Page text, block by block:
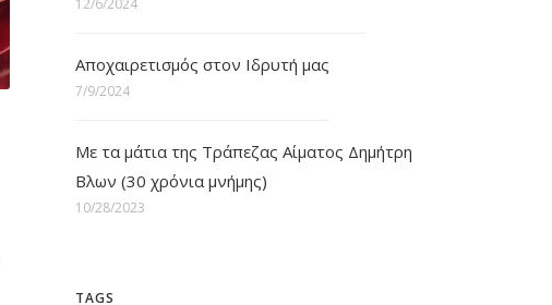
12/6/2024
Αποχαιρετισμός στον Ιδρυτή μας
7/9/2024
Με τα μάτια της Τράπεζας Αίματος Δημήτρη
Βλων (30 χρόνια μνήμης)
10/28/2023
TAGS